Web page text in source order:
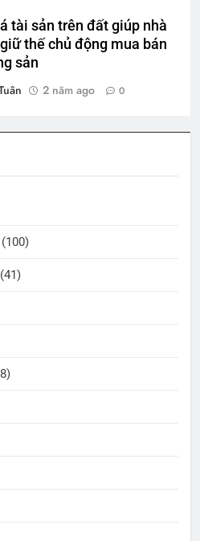
tài sản trên đất giúp nhà
thế chủ động mua bán
sản
2 năm ago 0
(100)
(41)